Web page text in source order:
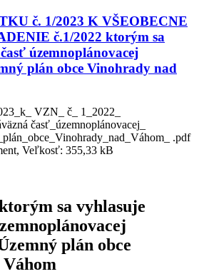
č. 1/2023 K VŠEOBECNE
č.1/2022 ktorým sa
územnoplánovacej
plán obce Vinohrady nad
VZN_ č_ 1_2022_
časť_územnoplánovacej_
.pdf
Veľkosť: 355,33 kB
sa vyhlasuje
plán obce